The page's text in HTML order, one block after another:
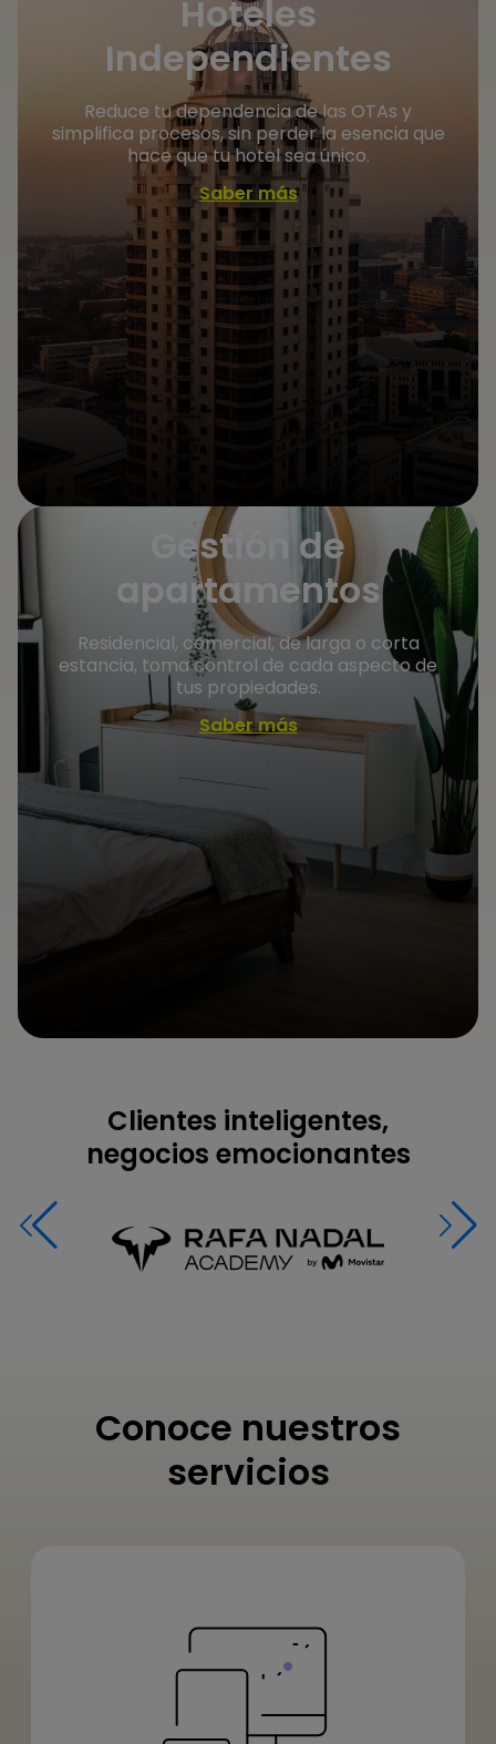
Hoteles
Independientes
Reduce tu dependencia de las OTAs y
simplifica procesos, sin perder la esencia que
hace que tu hotel sea único.
Saber más
Gestión de
apartamentos
Residencial, comercial, de larga o corta
estancia, toma control de cada aspecto de
tus propiedades.
Saber más
Clientes inteligentes,
negocios emocionantes
Conoce nuestros
servicios